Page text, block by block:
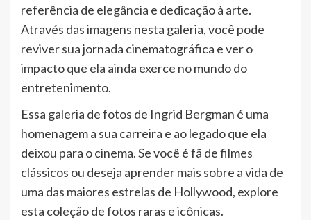
referência de elegância e dedicação à arte.
Através das imagens nesta galeria, você pode
reviver sua jornada cinematográfica e ver o
impacto que ela ainda exerce no mundo do
entretenimento.
Essa galeria de fotos de Ingrid Bergman é uma
homenagem a sua carreira e ao legado que ela
deixou para o cinema. Se você é fã de filmes
clássicos ou deseja aprender mais sobre a vida de
uma das maiores estrelas de Hollywood, explore
esta coleção de fotos raras e icônicas.